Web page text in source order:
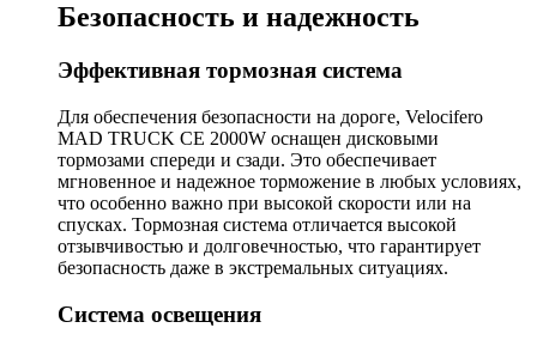
Безопасность и надежность
Эффективная тормозная система
Для обеспечения безопасности на дороге, Velocifero
MAD TRUCK CE 2000W оснащен дисковыми
тормозами спереди и сзади. Это обеспечивает
мгновенное и надежное торможение в любых условиях,
что особенно важно при высокой скорости или на
спусках. Тормозная система отличается высокой
отзывчивостью и долговечностью, что гарантирует
безопасность даже в экстремальных ситуациях.
Система освещения